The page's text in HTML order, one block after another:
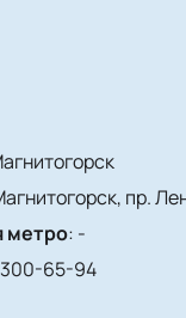
пр.
метро: -
65-94